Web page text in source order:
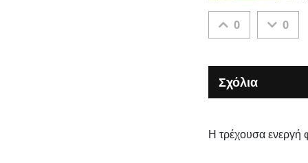
0 0
Σχόλια
Η τρέχουσα ενεργή